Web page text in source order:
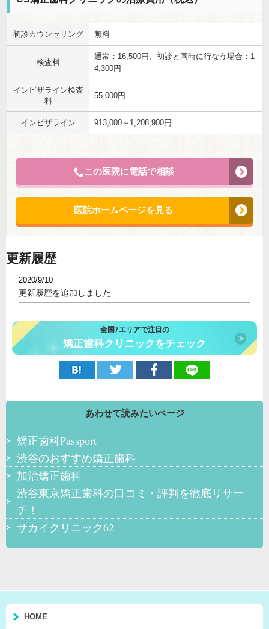
初診カウンセリング 無料
検査料
通常：16,500円、初診と同時に行なう場合：1
4,300円
インビザライン検査
料
55,000円
インビザライン 913,000～1,208,900円
この医院に電話で相談
医院ホームページを見る
更新履歴
2020/9/10
更新履歴を追加しました
全国7エリアで注目の
矯正歯科クリニックをチェック
あわせて読みたいページ
矯正歯科Passport
渋谷のおすすめ矯正歯科
加治矯正歯科
渋谷東京矯正歯科の口コミ・評判を徹底リサー
チ！
サカイクリニック62
HOME